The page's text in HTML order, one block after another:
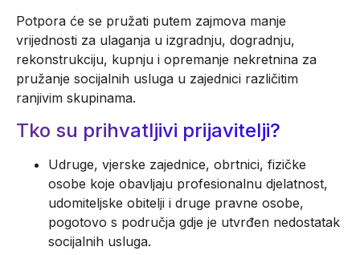
Potpora će se pružati putem zajmova manje
vrijednosti za ulaganja u izgradnju, dogradnju,
rekonstrukciju, kupnju i opremanje nekretnina za
pružanje socijalnih usluga u zajednici različitim
ranjivim skupinama.
Tko su prihvatljivi prijavitelji?
Udruge, vjerske zajednice, obrtnici, fizičke
osobe koje obavljaju profesionalnu djelatnost,
udomiteljske obitelji i druge pravne osobe,
pogotovo s područja gdje je utvrđen nedostatak
socijalnih usluga.